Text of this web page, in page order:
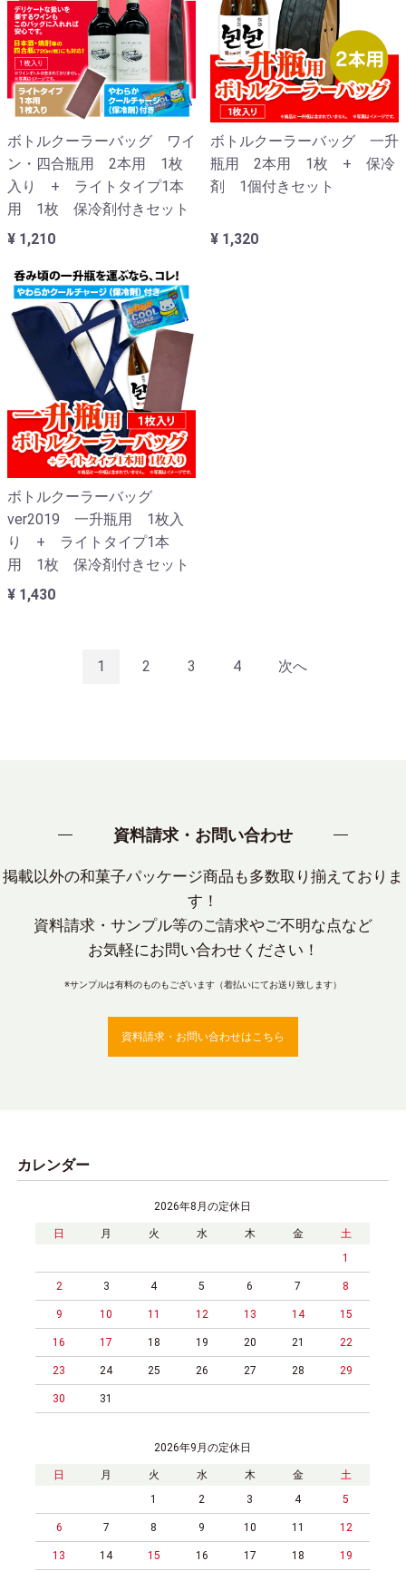
ボトルクーラーバッグ ワイ
ン・四合瓶用 2本用 1枚
入り + ライトタイプ1本
用 1枚 保冷剤付きセット
¥ 1,210
ボトルクーラーバッグ 一升
瓶用 2本用 1枚 + 保冷
剤 1個付きセット
¥ 1,320
ボトルクーラーバッグ
ver2019 一升瓶用 1枚入
り + ライトタイプ1本
用 1枚 保冷剤付きセット
¥ 1,430
1 2 3 4 次へ
資料請求・お問い合わせ
掲載以外の和菓子パッケージ商品も多数取り揃えておりま
す！
資料請求・サンプル等のご請求やご不明な点など
お気軽にお問い合わせください！
※サンプルは有料のものもございます（着払いにてお送り致します）
資料請求・お問い合わせはこちら
カレンダー
2026年8月の定休日
日 月 火 水 木 金
土
1
2 3 4 5 6 7 8
9 10 11 12 13 14 15
16 17 18 19 20 21 22
23 24 25 26 27 28 29
30 31
2026年9月の定休日
日 月 火 水 木 金
土
1
2 3 4 5
6 7 8 9 10 11 12
13 14 15 16 17 18 19